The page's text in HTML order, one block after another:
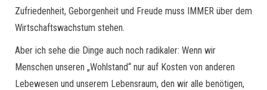
Zufriedenheit, Geborgenheit und Freude muss IMMER über dem
Wirtschaftswachstum stehen.
Aber ich sehe die Dinge auch noch radikaler: Wenn wir
Menschen unseren „Wohlstand“ nur auf Kosten von anderen
Lebewesen und unserem Lebensraum, den wir alle benötigen,